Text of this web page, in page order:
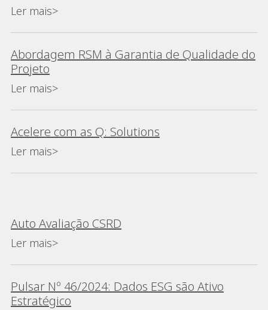
Ler mais>
Abordagem RSM à Garantia de Qualidade do
Projeto
Ler mais>
Acelere com as Q: Solutions
Ler mais>
Auto Avaliação CSRD
Ler mais>
Pulsar Nº 46/2024: Dados ESG são Ativo
Estratégico